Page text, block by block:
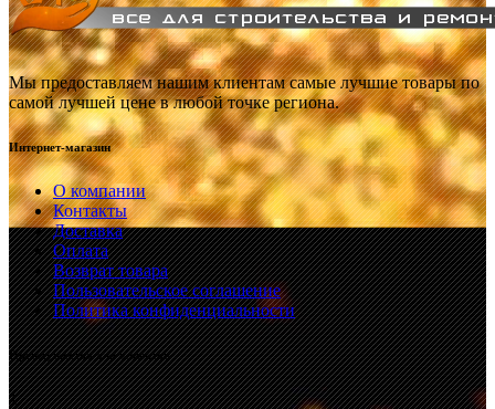
Мы предоставляем нашим клиентам самые лучшие товары по
самой лучшей цене в любой точке региона.
Интернет-магазин
О компании
Контакты
Доставка
Оплата
Возврат товара
Пользовательское соглашение
Политика конфиденциальности
Преимущества для клиентов
1